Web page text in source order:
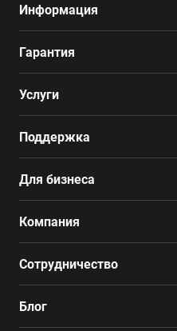
Информация
Гарантия
Услуги
Поддержка
Для бизнеса
Компания
Сотрудничество
Блог